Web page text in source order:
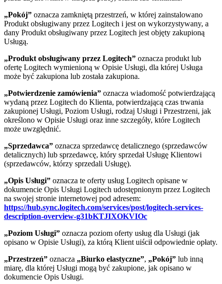
„Pokój” oznacza zamkniętą przestrzeń, w której zainstalowano
Produkt obsługiwany przez Logitech i jest on wykorzystywany, a
dany Produkt obsługiwany przez Logitech jest objęty zakupioną
Usługą.
„Produkt obsługiwany przez Logitech” oznacza produkt lub
ofertę Logitech wymienioną w Opisie Usługi, dla której Usługa
może być zakupiona lub została zakupiona.
„Potwierdzenie zamówienia” oznacza wiadomość potwierdzającą
wydaną przez Logitech do Klienta, potwierdzającą czas trwania
zakupionej Usługi, Poziom Usługi, rodzaj Usługi i Przestrzeni, jak
określono w Opisie Usługi oraz inne szczegóły, które Logitech
może uwzględnić.
„Sprzedawca” oznacza sprzedawcę detalicznego (sprzedawców
detalicznych) lub sprzedawcę, który sprzedał Usługę Klientowi
(sprzedawców, którzy sprzedali Usługę).
„Opis Usługi” oznacza te oferty usług Logitech opisane w
dokumencie Opis Usługi Logitech udostępnionym przez Logitech
na swojej stronie internetowej pod adresem:
https://hub.sync.logitech.com/services/post/logitech-services-
description-overview-g31bKTJIXOKVIOc
„Poziom Usługi” oznacza poziom oferty usług dla Usługi (jak
opisano w Opisie Usługi), za którą Klient uiścił odpowiednie opłaty.
„Przestrzeń” oznacza „Biurko elastyczne”, „Pokój” lub inną
miarę, dla której Usługi mogą być zakupione, jak opisano w
dokumencie Opis Usługi.